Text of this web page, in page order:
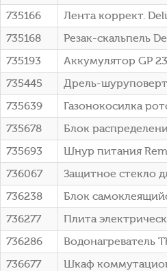
735166
Лента коррект.
735168
Резак-скальпель
735193
Аккумулятор GP
735445
Дрель-
735639
Газонокосилка
735678
Блок
735693
Шнур питания
736067
Защитное стекло
736238
Блок
736277
Плита
736286
Водонагреватель
736677
Шкаф